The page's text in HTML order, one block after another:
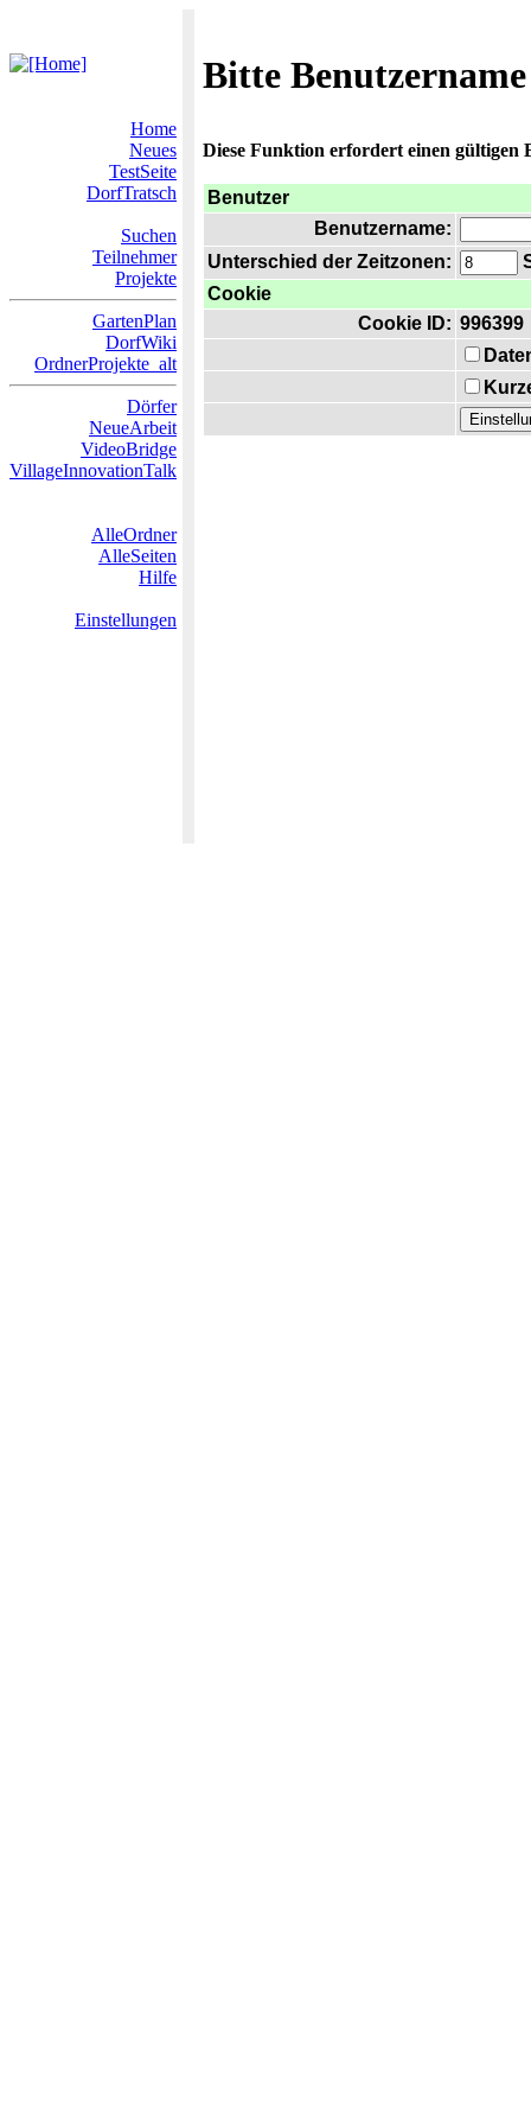
Bitte
Home
Neues
TestSeite
DorfTratsch
Suchen
Teilnehmer
Projekte
GartenPlan
DorfWiki
OrdnerProjekte_alt
Dörfer
NeueArbeit
VideoBridge
VillageInnovationTalk
AlleOrdner
AlleSeiten
Hilfe
Einstellungen
Diese Funktion erfordert einen gültigen
Benutzer
Benutzername:
Unterschied der Zeitzonen:
Cookie
Cookie ID: 996399